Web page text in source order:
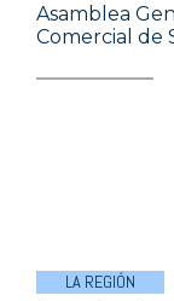
Asamblea
Comercial de
LA REGIÓN